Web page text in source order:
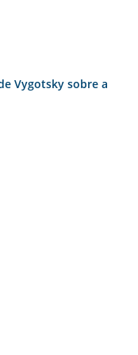
Vygotsky sobre a